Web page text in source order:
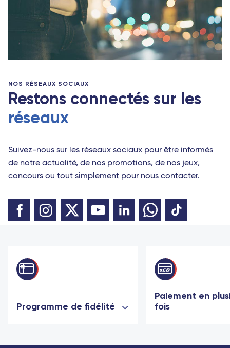
NOS RÉSEAUX SOCIAUX
Restons connectés sur les
réseaux
Suivez-nous sur les réseaux sociaux pour être informés
de notre actualité, de nos promotions, de nos jeux,
concours ou tout simplement pour nous contacter.
Programme de fidélité
Paiement en
fois